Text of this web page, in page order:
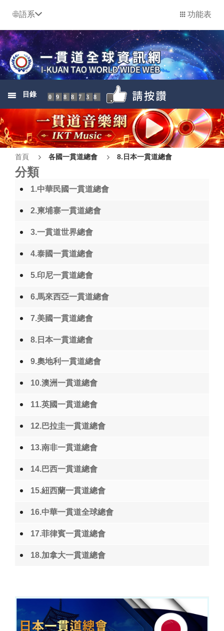
語系 功能表
目錄 0988738
首頁 各國一貫道總會 8.日本一貫道總會
分類
1.中華民國一貫道總會
2.柬埔寨一貫道總會
3.一貫道世界總會
4.泰國一貫道總會
5.印尼一貫道總會
6.馬來西亞一貫道總會
7.美國一貫道總會
8.日本一貫道總會
9.奧地利一貫道總會
10.澳洲一貫道總會
11.英國一貫道總會
12.巴拉圭一貫道總會
13.南非一貫道總會
14.巴西一貫道總會
15.紐西蘭一貫道總會
16.中華一貫道全球總會
17.菲律賓一貫道總會
18.加拿大一貫道總會